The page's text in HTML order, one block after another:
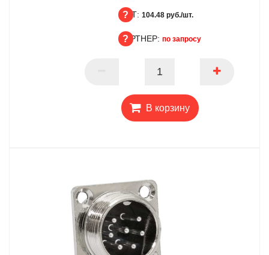
ОПТ: 104.48 руб./шт.
ПАРТНЕР: по запросу
В корзину